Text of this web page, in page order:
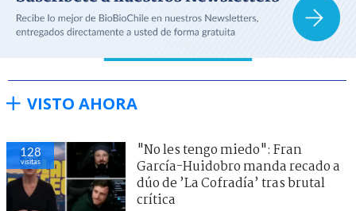
VISTO AHORA
128
visitas
"No les tengo miedo": Fran
García-Huidobro manda recado a
dúo de ’La Cofradía’ tras brutal
crítica